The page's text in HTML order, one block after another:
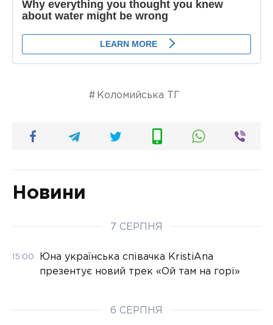
Коломийська ТГ
Новини
7 СЕРПНЯ
15:00
Юна українська співачка KristiAna
презентує новий трек «Ой там на горі»
6 СЕРПНЯ